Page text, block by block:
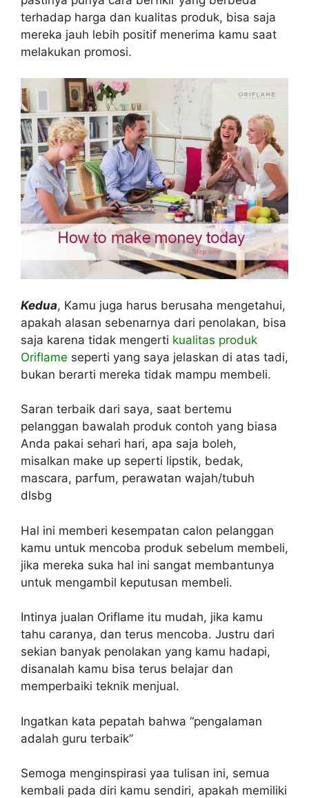
terhadap harga dan kualitas produk, bisa saja
mereka jauh lebih positif menerima kamu saat
melakukan promosi.
Kedua, Kamu juga harus berusaha mengetahui,
apakah alasan sebenarnya dari penolakan, bisa
saja karena tidak mengerti kualitas produk
Oriflame seperti yang saya jelaskan di atas tadi,
bukan berarti mereka tidak mampu membeli.
Saran terbaik dari saya, saat bertemu
pelanggan bawalah produk contoh yang biasa
Anda pakai sehari hari, apa saja boleh,
misalkan make up seperti lipstik, bedak,
mascara, parfum, perawatan wajah/tubuh
dlsbg
Hal ini memberi kesempatan calon pelanggan
kamu untuk mencoba produk sebelum membeli,
jika mereka suka hal ini sangat membantunya
untuk mengambil keputusan membeli.
Intinya jualan Oriflame itu mudah, jika kamu
tahu caranya, dan terus mencoba. Justru dari
sekian banyak penolakan yang kamu hadapi,
disanalah kamu bisa terus belajar dan
memperbaiki teknik menjual.
Ingatkan kata pepatah bahwa “pengalaman
adalah guru terbaik”
Semoga menginspirasi yaa tulisan ini, semua
kembali pada diri kamu sendiri, apakah memiliki